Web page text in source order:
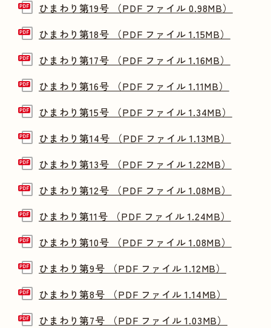
ひまわり第19号 （PDF ファイル 0.98MB）
ひまわり第18号 （PDF ファイル 1.15MB）
ひまわり第17号 （PDF ファイル 1.16MB）
ひまわり第16号 （PDF ファイル 1.11MB）
ひまわり第15号 （PDF ファイル 1.34MB）
ひまわり第14号 （PDF ファイル 1.13MB）
ひまわり第13号 （PDF ファイル 1.22MB）
ひまわり第12号 （PDF ファイル 1.08MB）
ひまわり第11号 （PDF ファイル 1.24MB）
ひまわり第10号 （PDF ファイル 1.08MB）
ひまわり第9号 （PDF ファイル 1.12MB）
ひまわり第8号 （PDF ファイル 1.14MB）
ひまわり第7号 （PDF ファイル 1.03MB）